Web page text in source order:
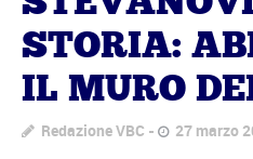
STORIA:
IL MURO
Redazione VBC 27 marzo